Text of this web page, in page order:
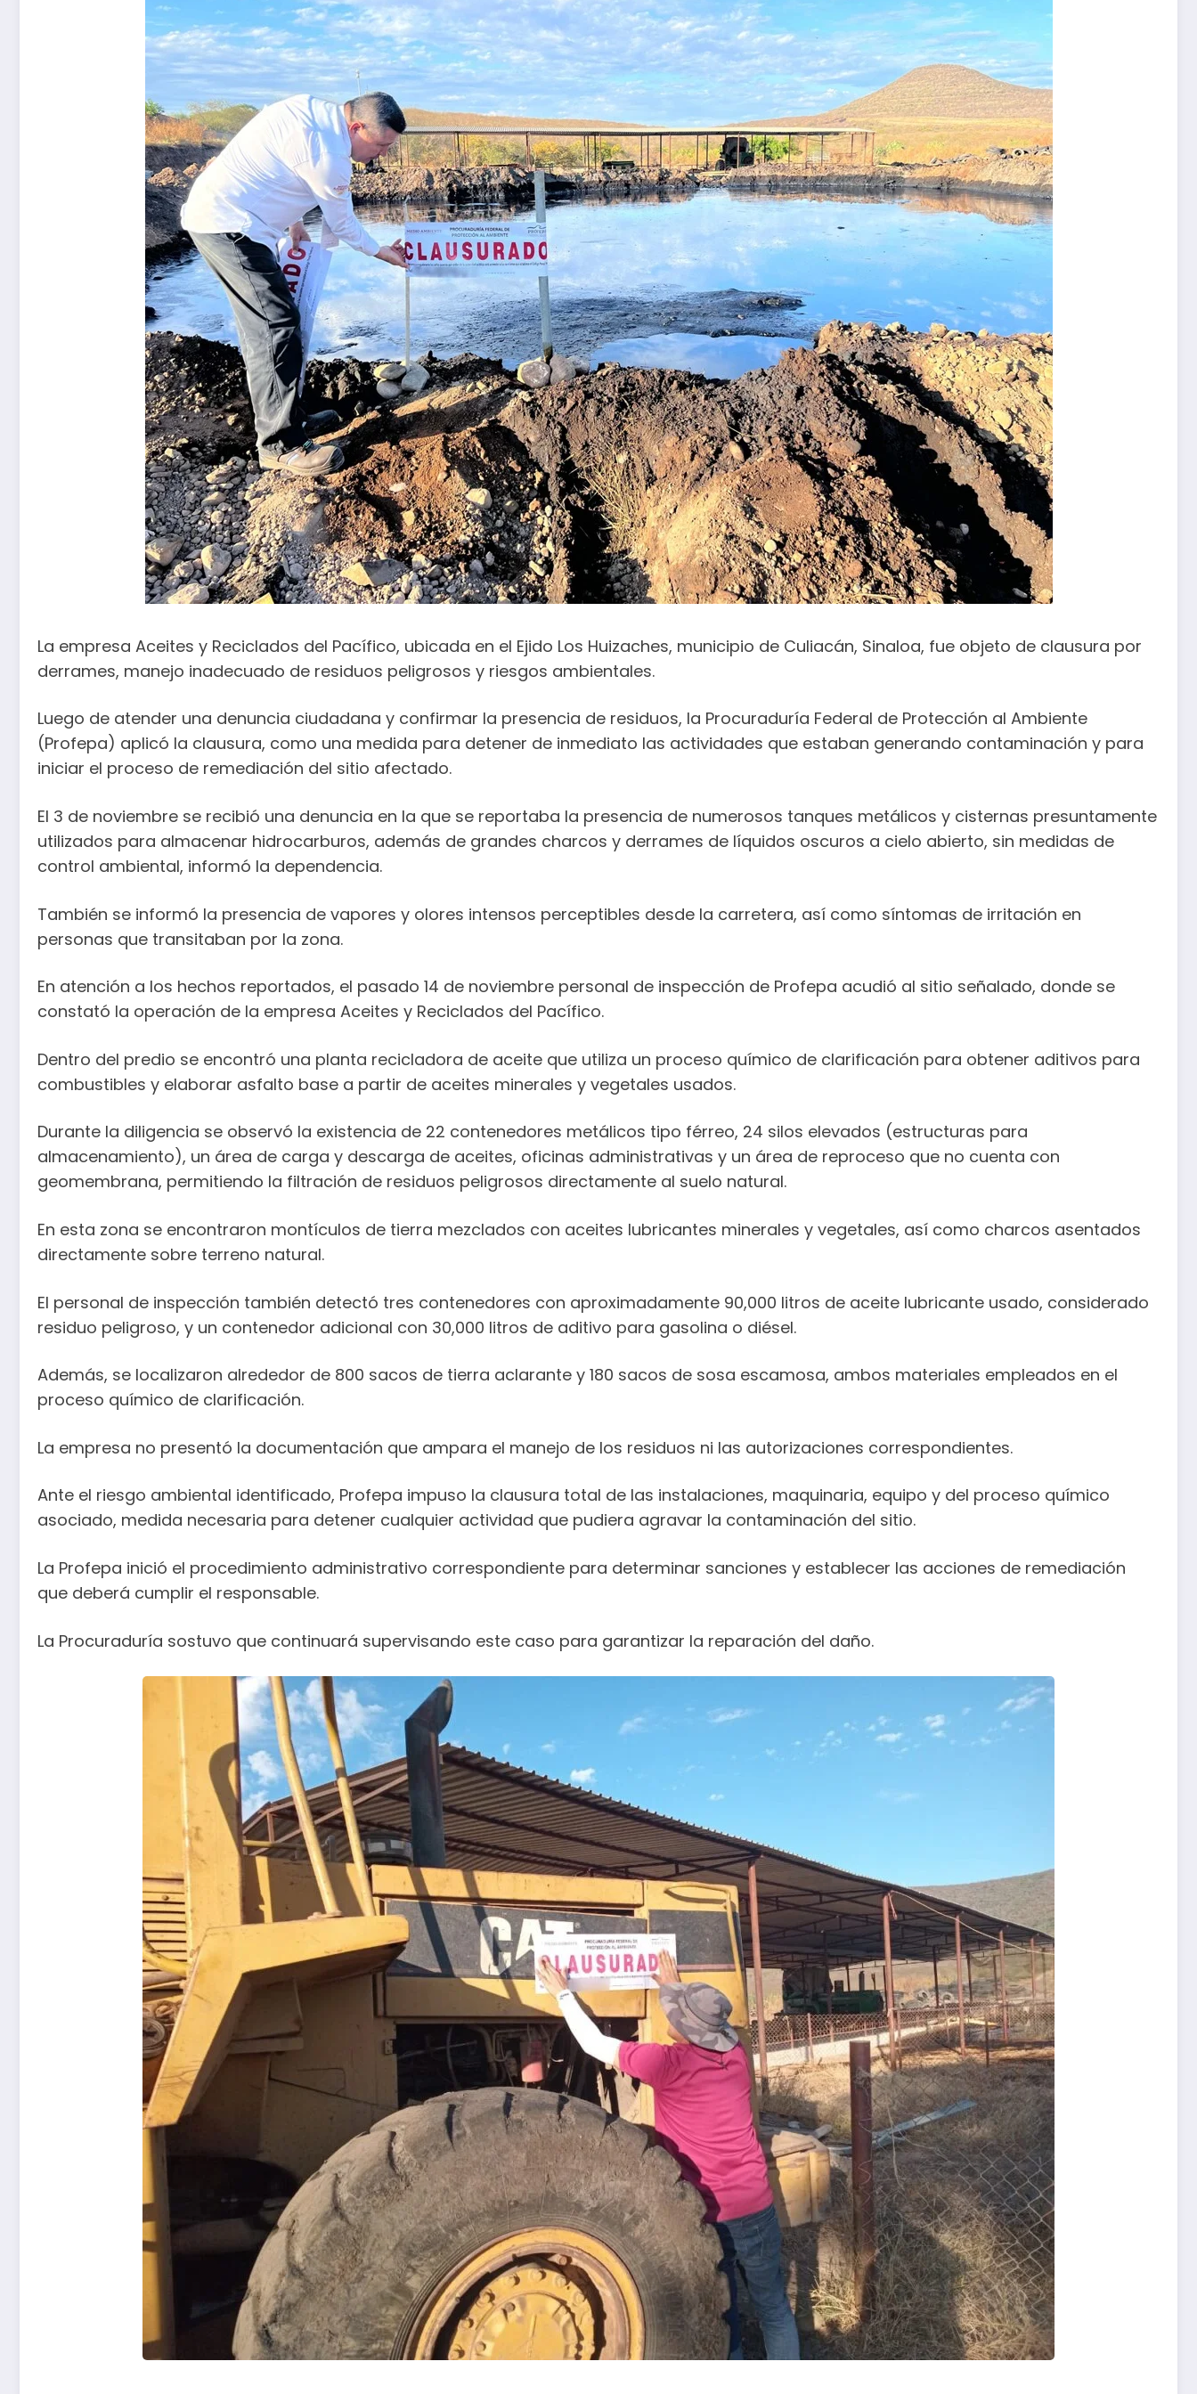
La empresa Aceites y Reciclados del Pacífico, ubicada en el Ejido Los Huizaches, municipio de Culiacán, Sinaloa, fue objeto de clausura por
derrames, manejo inadecuado de residuos peligrosos y riesgos ambientales.
Luego de atender una denuncia ciudadana y confirmar la presencia de residuos, la Procuraduría Federal de Protección al Ambiente
(Profepa) aplicó la clausura, como una medida para detener de inmediato las actividades que estaban generando contaminación y para
iniciar el proceso de remediación del sitio afectado.
El 3 de noviembre se recibió una denuncia en la que se reportaba la presencia de numerosos tanques metálicos y cisternas presuntamente
utilizados para almacenar hidrocarburos, además de grandes charcos y derrames de líquidos oscuros a cielo abierto, sin medidas de
control ambiental, informó la dependencia.
También se informó la presencia de vapores y olores intensos perceptibles desde la carretera, así como síntomas de irritación en
personas que transitaban por la zona.
En atención a los hechos reportados, el pasado 14 de noviembre personal de inspección de Profepa acudió al sitio señalado, donde se
constató la operación de la empresa Aceites y Reciclados del Pacífico.
Dentro del predio se encontró una planta recicladora de aceite que utiliza un proceso químico de clarificación para obtener aditivos para
combustibles y elaborar asfalto base a partir de aceites minerales y vegetales usados.
Durante la diligencia se observó la existencia de 22 contenedores metálicos tipo férreo, 24 silos elevados (estructuras para
almacenamiento), un área de carga y descarga de aceites, oficinas administrativas y un área de reproceso que no cuenta con
geomembrana, permitiendo la filtración de residuos peligrosos directamente al suelo natural.
En esta zona se encontraron montículos de tierra mezclados con aceites lubricantes minerales y vegetales, así como charcos asentados
directamente sobre terreno natural.
El personal de inspección también detectó tres contenedores con aproximadamente 90,000 litros de aceite lubricante usado, considerado
residuo peligroso, y un contenedor adicional con 30,000 litros de aditivo para gasolina o diésel.
Además, se localizaron alrededor de 800 sacos de tierra aclarante y 180 sacos de sosa escamosa, ambos materiales empleados en el
proceso químico de clarificación.
La empresa no presentó la documentación que ampara el manejo de los residuos ni las autorizaciones correspondientes.
Ante el riesgo ambiental identificado, Profepa impuso la clausura total de las instalaciones, maquinaria, equipo y del proceso químico
asociado, medida necesaria para detener cualquier actividad que pudiera agravar la contaminación del sitio.
La Profepa inició el procedimiento administrativo correspondiente para determinar sanciones y establecer las acciones de remediación
que deberá cumplir el responsable.
La Procuraduría sostuvo que continuará supervisando este caso para garantizar la reparación del daño.